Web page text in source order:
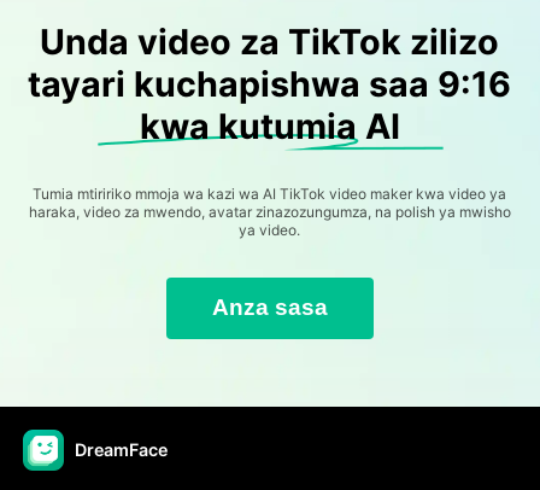
Unda video za TikTok zilizo
tayari kuchapishwa saa 9:16
kwa kutumia AI
Tumia mtiririko mmoja wa kazi wa AI TikTok video maker kwa video ya
haraka, video za mwendo, avatar zinazozungumza, na polish ya mwisho
ya video.
Anza sasa
DreamFace